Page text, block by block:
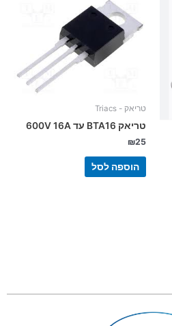
טריאק - Triacs
טריאק BTA16 עד 600V 16A
₪25
הוספה לסל